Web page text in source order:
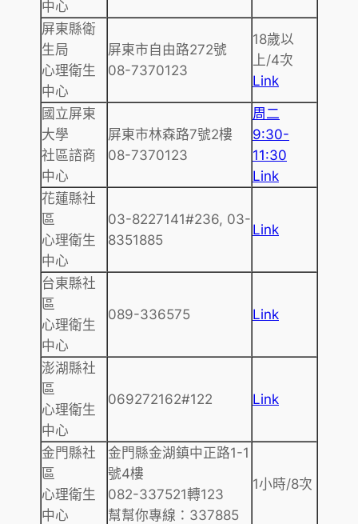
中心
屏東縣衛
生局
心理衛生
中心
屏東市自由路272號
08-7370123
18歲以
上/4次
Link
國立屏東
大學
社區諮商
中心
屏東市林森路7號2樓
08-7370123
周二
9:30-
11:30
Link
花蓮縣社
區
心理衛生
中心
03-8227141#236, 03-
8351885
Link
台東縣社
區
心理衛生
中心
089-336575 Link
澎湖縣社
區
心理衛生
中心
069272162#122 Link
金門縣社
區
心理衛生
中心
金門縣金湖鎮中正路1-1
號4樓
082-337521轉123
幫幫你專線：337885
1小時/8次